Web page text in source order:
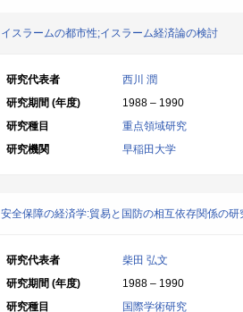
イスラームの都市性;イスラーム経済論の検討
研究代表者
西川 潤
研究期間 (年度)
1988 – 1990
研究種目
重点領域研究
研究機関
早稲田大学
安全保障の経済学:貿易と国防の相互依存関係の研
研究代表者
柴田 弘文
研究期間 (年度)
1988 – 1990
研究種目
国際学術研究